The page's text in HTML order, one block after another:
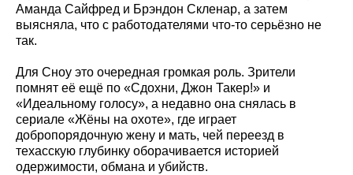
Аманда Сайфред и Брэндон Скленар, а затем
выясняла, что с работодателями что-то серьёзно не
так.
Для Сноу это очередная громкая роль. Зрители
помнят её ещё по «Сдохни, Джон Такер!» и
«Идеальному голосу», а недавно она снялась в
сериале «Жёны на охоте», где играет
добропорядочную жену и мать, чей переезд в
техасскую глубинку оборачивается историей
одержимости, обмана и убийств.